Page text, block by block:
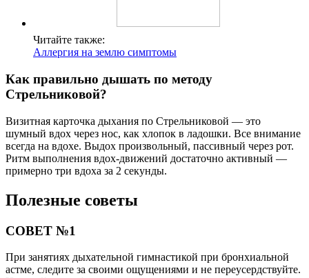
Читайте также:
Аллергия на землю симптомы
Как правильно дышать по методу
Стрельниковой?
Визитная карточка дыхания по Стрельниковой — это
шумный вдох через нос, как хлопок в ладошки. Все внимание
всегда на вдохе. Выдох произвольный, пассивный через рот.
Ритм выполнения вдох-движений достаточно активный —
примерно три вдоха за 2 секунды.
Полезные советы
СОВЕТ №1
При занятиях дыхательной гимнастикой при бронхиальной
астме, следите за своими ощущениями и не переусердствуйте.